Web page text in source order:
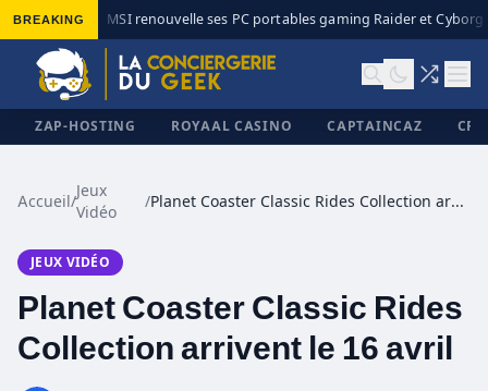
BREAKING MSI renouvelle ses PC portables gaming Raider et Cyborg
ZAP-HOSTING ROYAAL CASINO CAPTAINCAZ
Accueil/
Jeux
Vidéo
/ Planet Coaster Classic Rides Collection arrivent le 16 avril
JEUX VIDÉO
Planet Coaster Classic Rides
Collection arrivent le 16 avril